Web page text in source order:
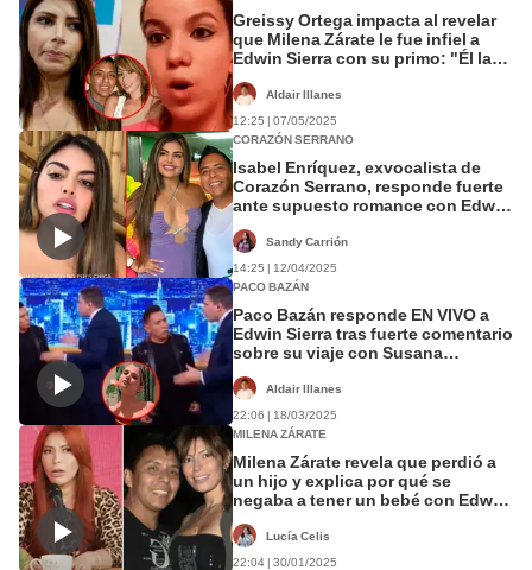
Greissy Ortega impacta al revelar
que Milena Zárate le fue infiel a
Edwin Sierra con su primo: "Él la
Aldair Illanes
12:25 | 07/05/2025
CORAZÓN SERRANO
Isabel Enríquez, exvocalista de
Corazón Serrano, responde fuerte
ante supuesto romance con Edwin
Sandy Carrión
14:25 | 12/04/2025
PACO BAZÁN
Paco Bazán responde EN VIVO a
Edwin Sierra tras fuerte comentario
sobre su viaje con Susana
Aldair Illanes
22:06 | 18/03/2025
MILENA ZÁRATE
Milena Zárate revela que perdió a
un hijo y explica por qué se
negaba a tener un bebé con Edwin
Lucía Celis
22:04 | 30/01/2025